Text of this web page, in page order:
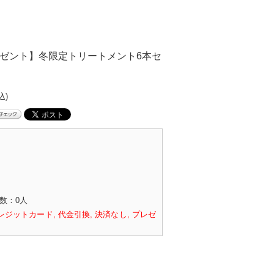
ント】冬限定トリートメント6本セ
)
：0人
ジットカード, 代金引換, 決済なし, プレゼ